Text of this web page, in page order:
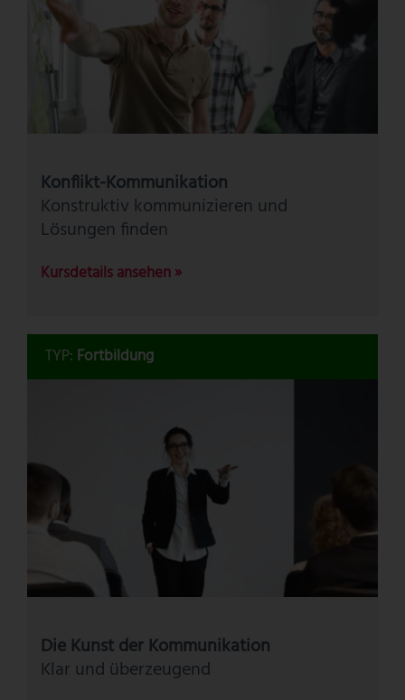
Konflikt-Kommunikation
Konstruktiv kommunizieren und
Lösungen finden
Kursdetails ansehen »
TYP: Fortbildung
Die Kunst der Kommunikation
Klar und überzeugend